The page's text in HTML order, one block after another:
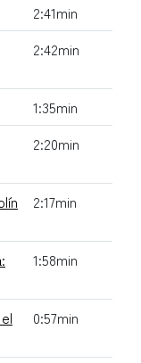
2:41min
2:42min
1:35min
2:20min
2:17min
1:58min
0:57min